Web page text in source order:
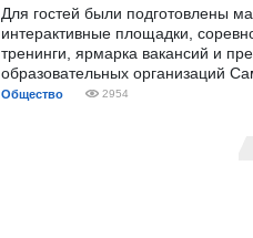
Для гостей были подготовлены
интерактивные площадки,
тренинги, ярмарка вакансий и
образовательных организаций
Общество 2954